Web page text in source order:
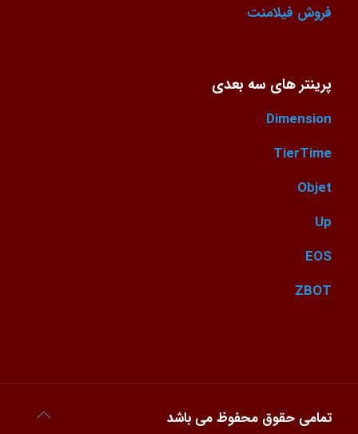
فروش فیلامنت
پرینتر های سه بعدی
Dimension
TierTime
Objet
Up
EOS
ZBOT
تمامی حقوق محفوظ می باشد